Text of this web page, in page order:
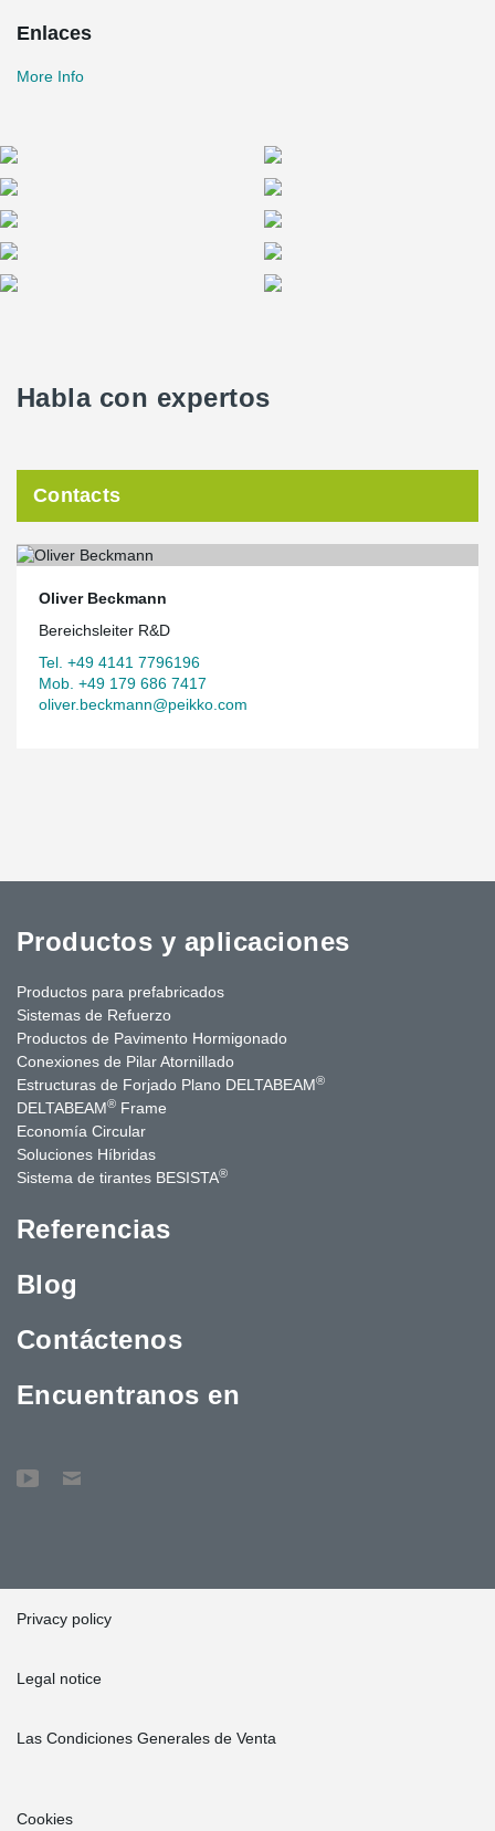
Enlaces
More Info
Habla con expertos
Contacts
Oliver Beckmann
Bereichsleiter R&D
Tel. +49 4141 7796196
Mob. +49 179 686 7417
oliver.beckmann@peikko.com
Productos y aplicaciones
Productos para prefabricados
Sistemas de Refuerzo
Productos de Pavimento Hormigonado
Conexiones de Pilar Atornillado
Estructuras de Forjado Plano DELTABEAM®
DELTABEAM® Frame
Economía Circular
Soluciones Híbridas
Sistema de tirantes BESISTA®
Referencias
Blog
Contáctenos
Encuentranos en
Privacy policy
Legal notice
Las Condiciones Generales de Venta
Cookies